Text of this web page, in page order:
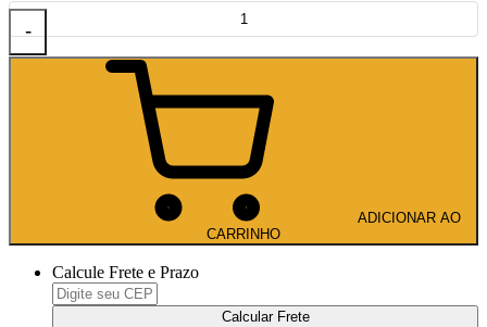
-
CARRINHO
Calcule Frete e Prazo
Calcular Frete